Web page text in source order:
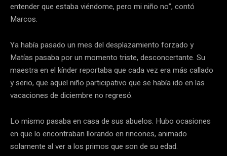
entender que estaba viéndome, pero mi niño no”, contó
Marcos.
Ya había pasado un mes del desplazamiento forzado y
Matías pasaba por un momento triste, desconcertante. Su
maestra en el kínder reportaba que cada vez era más callado
y serio, que aquel niño participativo que se había ido en las
vacaciones de diciembre no regresó.
Lo mismo pasaba en casa de sus abuelos. Hubo ocasiones
en que lo encontraban llorando en rincones, animado
solamente al ver a los primos que son de su edad.